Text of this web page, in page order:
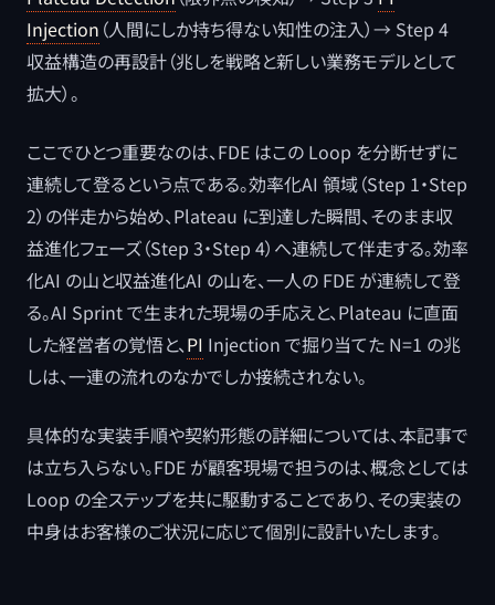
Injection （人間にしか持ち得ない知性の注入）→ Step 4
収益構造の再設計（兆しを戦略と新しい業務モデルとして
拡大）。
ここでひとつ重要なのは、FDE はこの Loop を分断せずに
連続して登るという点である。効率化AI 領域（Step 1・Step
2）の伴走から始め、Plateau に到達した瞬間、そのまま収
益進化フェーズ（Step 3・Step 4）へ連続して伴走する。効率
化AI の山と収益進化AI の山を、一人の FDE が連続して登
る。AI Sprint で生まれた現場の手応えと、Plateau に直面
した経営者の覚悟と、PI Injection で掘り当てた N=1 の兆
しは、一連の流れのなかでしか接続されない。
具体的な実装手順や契約形態の詳細については、本記事で
は立ち入らない。FDE が顧客現場で担うのは、概念としては
Loop の全ステップを共に駆動することであり、その実装の
中身はお客様のご状況に応じて個別に設計いたします。